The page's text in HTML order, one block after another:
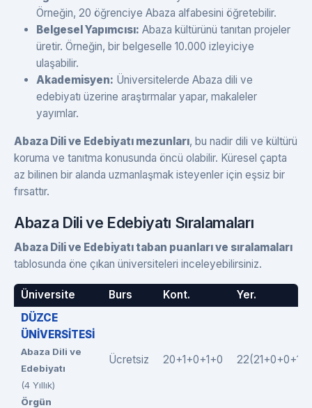
Örneğin, 20 öğrenciye Abaza alfabesini öğretebilir.
Belgesel Yapımcısı: Abaza kültürünü tanıtan projeler
üretir. Örneğin, bir belgeselle 10.000 izleyiciye
ulaşabilir.
Akademisyen: Üniversitelerde Abaza dili ve
edebiyatı üzerine araştırmalar yapar, makaleler
yayımlar.
Abaza Dili ve Edebiyatı mezunları, bu nadir dili ve kültürü
koruma ve tanıtma konusunda öncü olabilir. Küresel çapta
az bilinen bir alanda uzmanlaşmak isteyenler için eşsiz bir
fırsattır.
Abaza Dili ve Edebiyatı Sıralamaları
Abaza Dili ve Edebiyatı taban puanları ve sıralamaları
tablosunda öne çıkan üniversiteleri inceleyebilirsiniz.
Üniversite Burs Kont.
Yer.
DÜZCE
ÜNİVERSİTESİ
Abaza Dili ve
Edebiyatı
(4 Yıllık)
Örgün
Ücretsiz 20+1+0+1+0